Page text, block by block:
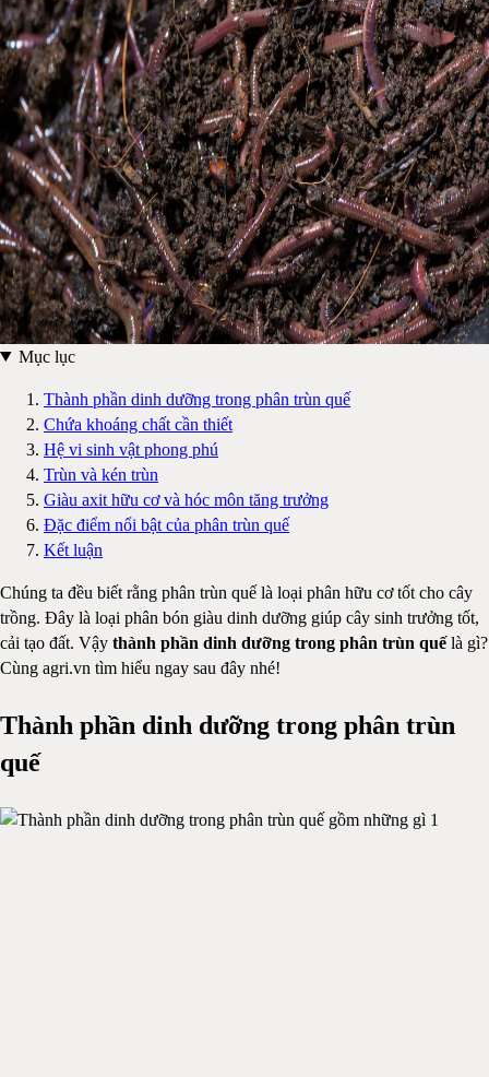
Mục lục
Thành phần dinh dưỡng trong phân trùn quế
Chứa khoáng chất cần thiết
Hệ vi sinh vật phong phú
Trùn và kén trùn
Giàu axit hữu cơ và hóc môn tăng trưởng
Đặc điểm nổi bật của phân trùn quế
Kết luận
Chúng ta đều biết rằng phân trùn quế là loại phân hữu cơ tốt cho cây
trồng. Đây là loại phân bón giàu dinh dưỡng giúp cây sinh trưởng tốt,
cải tạo đất. Vậy thành phần dinh dưỡng trong phân trùn quếlà gì?
Cùng agri.vn tìm hiểu ngay sau đây nhé!
Thành phần dinh dưỡng trong phân trùn
quế